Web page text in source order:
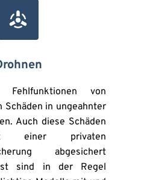
Fehlfunktionen von
Schäden in ungeahnter
Auch diese Schäden
einer privaten
abgesichert
sind in der Regel